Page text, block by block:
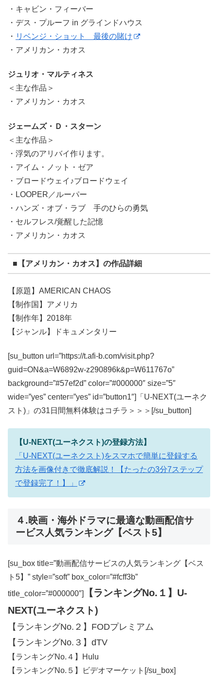
・キャビン・フィーバー
・デス・プルーフ in グラインドハウス
・ リベンジ・ショット 最後の賭け
・アメリカン・カオス
ジュリオ・マルティネス
＜主な作品＞
・アメリカン・カオス
ジェームズ・Ｄ・スターン
＜主な作品＞
・浮気のアリバイ作ります。
・アイム・ノット・ゼア
・ブロードウェイ♪ブロードウェイ
・LOOPER／ルーパー
・ハンズ・オブ・ラブ 手のひらの勇気
・セルフレス/覚醒した記憶
・アメリカン・カオス
■【アメリカン・カオス】の作品詳細
【原題】AMERICAN CHAOS
【制作国】アメリカ
【制作年】2018年
【ジャンル】ドキュメンタリー
[su_button url=”https://t.afi-b.com/visit.php?
guid=ON&a=W6892w-z290896k&p=W611767o”
background=”#57ef2d” color=”#000000″ size=”5″
wide=”yes” center=”yes” id=”button1″]「U-NEXT(ユーネク
スト)」の31日間無料体験はコチラ＞＞＞[/su_button]
【U-NEXT(ユーネクスト)の登録方法】
「U-NEXT(ユーネクスト)をスマホで簡単に登録する
方法を画像付きで徹底解説！【たったの3分7ステップ
で登録完了！】」
４.映画・海外ドラマに最適な動画配信サ
ービス人気ランキング【ベスト5】
[su_box title=”動画配信サービスの人気ランキング【ベス
ト5】” style=”soft” box_color=”#fcff3b”
title_color=”#000000″]
【ランキングNo.１】U-
NEXT(ユーネクスト)
【ランキングNo.２】FODプレミアム
【ランキングNo.３】dTV
【ランキングNo.４】Hulu
【ランキングNo.５】ビデオマーケット[/su_box]